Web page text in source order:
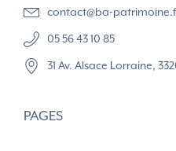
contact@ba-
05 56 43 10 85
31 Av. Alsace Lorraine,
PAGES